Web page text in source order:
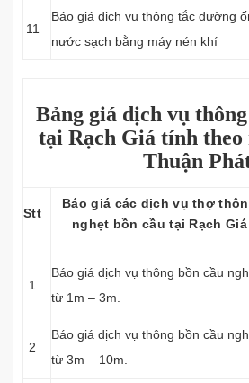
11
Báo giá dịch vụ thông tắc đường
nước sạch bằng máy nén khí
Bảng giá dịch vụ
tại Rạch Giá tính theo
Thuận
Stt
Báo giá các dịch vụ thợ
nghẹt bồn cầu tại Rạch Giá
1
Báo giá dịch vụ thông bồn cầu
từ 1m – 3m.
2
Báo giá dịch vụ thông bồn cầu
từ 3m – 10m.